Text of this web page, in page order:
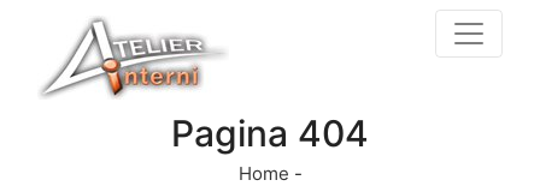
Pagina 404
Home -